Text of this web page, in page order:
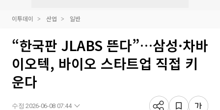
이투데이 산업 일반
“한국판 JLABS 뜬다”…삼성·차바
이오텍, 바이오 스타트업 직접 키
운다
수정 2026-06-08 07:44